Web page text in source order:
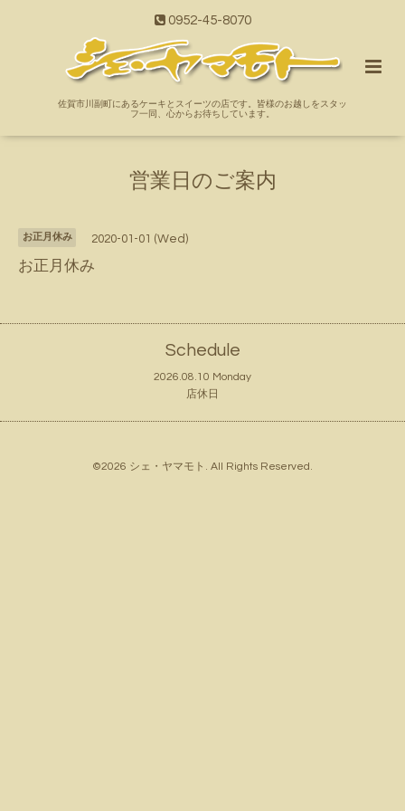
0952-45-8070
佐賀市川副町にあるケーキとスイーツの店です。皆様のお越しをスタッ
フ一同、心からお待ちしています。
営業日のご案内
お正月休み 2020-01-01 (Wed)
お正月休み
Schedule
2026.08.10 Monday
店休日
©2026 シェ・ヤマモト . All Rights Reserved.